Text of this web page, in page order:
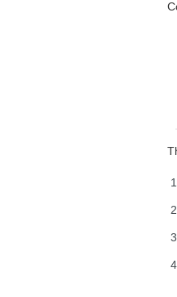
चक्षु - संशयित
तुमच्या नावावरील
हरवलेला / चोरलेला